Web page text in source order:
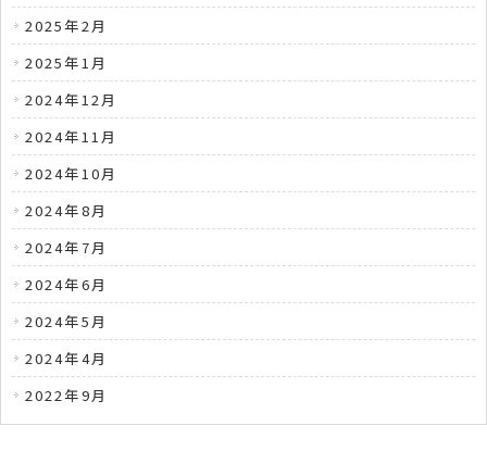
2025年2月
2025年1月
2024年12月
2024年11月
2024年10月
2024年8月
2024年7月
2024年6月
2024年5月
2024年4月
2022年9月